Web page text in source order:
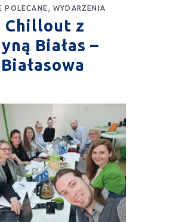
POLECANE , WYDARZENIA
Chillout z
Białas –